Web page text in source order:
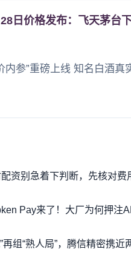
日价格发布：飞天茅台
内参”重磅上线 知名白酒真
资别急着下判断，先核对费
Pay来了！大厂为何押注
再组“熟人局”，腾信精密携近